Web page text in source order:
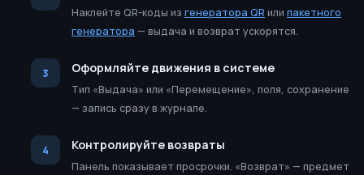
Наклейте QR-коды из генератора QR или пакетного
генератора — выдача и возврат ускорятся.
Оформляйте движения в системе
Тип «Выдача» или «Перемещение», поля, сохранение
— запись сразу в журнале.
Контролируйте возвраты
Панель показывает просрочки. «Возврат» — предмет